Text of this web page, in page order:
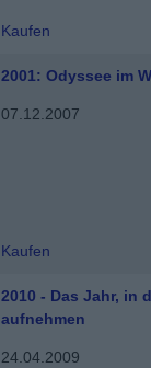
Kaufen
2001: Odyssee im
07.12.2007
Kaufen
2010 - Das Jahr, in
aufnehmen
24.04.2009